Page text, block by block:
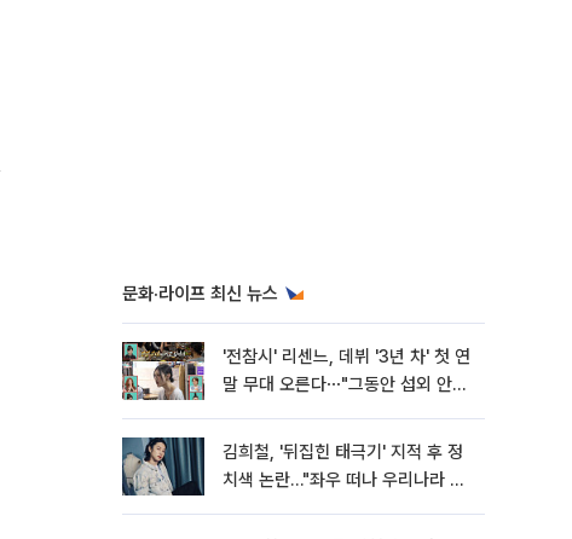
문화·라이프 최신 뉴스
'전참시' 리센느, 데뷔 '3년 차' 첫 연
말 무대 오른다⋯"그동안 섭외 안
김희철, '뒤집힌 태극기' 지적 후 정
치색 논란…"좌우 떠나 우리나라 국